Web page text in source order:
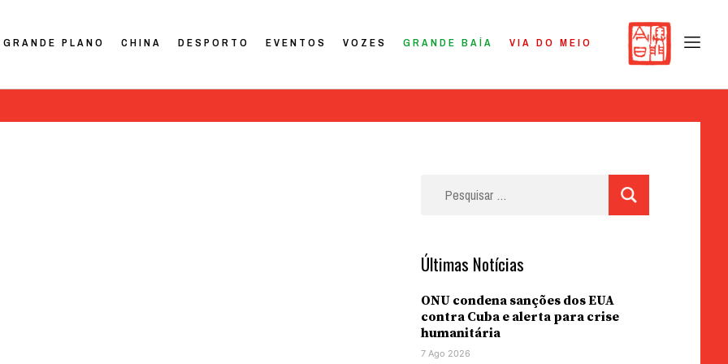
GRANDE PLANO CHINA DESPORTO EVENTOS VOZES GRANDE BAÍA VIA DO MEIO
Últimas Notícias
ONU condena sanções dos EUA
contra Cuba e alerta para crise
humanitária
7 Ago 2026